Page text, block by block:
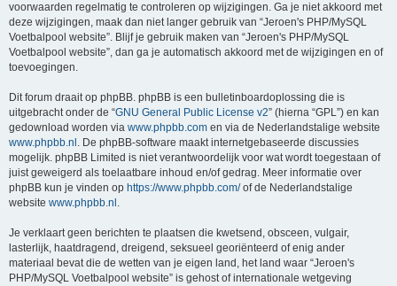
voorwaarden regelmatig te controleren op wijzigingen. Ga je niet akkoord met
deze wijzigingen, maak dan niet langer gebruik van “Jeroen's PHP/MySQL
Voetbalpool website”. Blijf je gebruik maken van “Jeroen's PHP/MySQL
Voetbalpool website”, dan ga je automatisch akkoord met de wijzigingen en of
toevoegingen.
Dit forum draait op phpBB. phpBB is een bulletinboardoplossing die is
uitgebracht onder de “GNU General Public License v2” (hierna “GPL”) en kan
gedownload worden via www.phpbb.com en via de Nederlandstalige website
www.phpbb.nl . De phpBB-software maakt internetgebaseerde discussies
mogelijk. phpBB Limited is niet verantwoordelijk voor wat wordt toegestaan of
juist geweigerd als toelaatbare inhoud en/of gedrag. Meer informatie over
phpBB kun je vinden op https://www.phpbb.com/of de Nederlandstalige
website www.phpbb.nl .
Je verklaart geen berichten te plaatsen die kwetsend, obsceen, vulgair,
lasterlijk, haatdragend, dreigend, seksueel georiënteerd of enig ander
materiaal bevat die de wetten van je eigen land, het land waar “Jeroen's
PHP/MySQL Voetbalpool website” is gehost of internationale wetgeving